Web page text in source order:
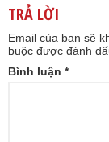
TRẢ LỜI
Email của bạn sẽ
buộc được đánh
Bình luận *